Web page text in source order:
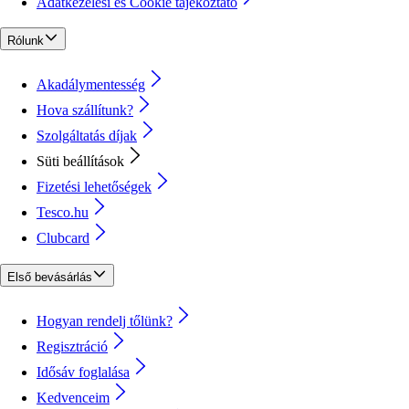
Rólunk
Akadálymentesség
Hova szállítunk?
Szolgáltatás díjak
Süti beállítások
Fizetési lehetőségek
Tesco.hu
Clubcard
Első bevásárlás
Hogyan rendelj tőlünk?
Regisztráció
Idősáv foglalása
Kedvenceim